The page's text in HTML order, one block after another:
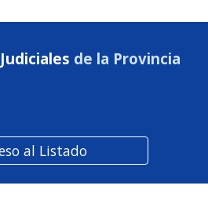
de la Provincia
al Listado